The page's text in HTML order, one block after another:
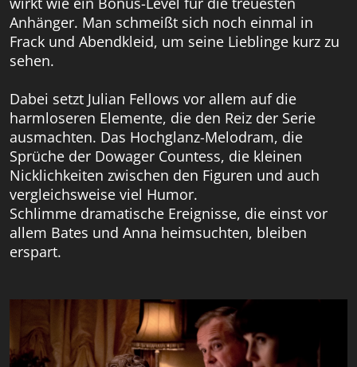
Anhänger. Man schmeißt sich noch einmal in
Frack und Abendkleid, um seine Lieblinge kurz zu
sehen.
Dabei setzt Julian Fellows vor allem auf die
harmloseren Elemente, die den Reiz der Serie
ausmachten. Das Hochglanz-Melodram, die
Sprüche der Dowager Countess, die kleinen
Nicklichkeiten zwischen den Figuren und auch
vergleichsweise viel Humor.
Schlimme dramatische Ereignisse, die einst vor
allem Bates und Anna heimsuchten, bleiben
erspart.